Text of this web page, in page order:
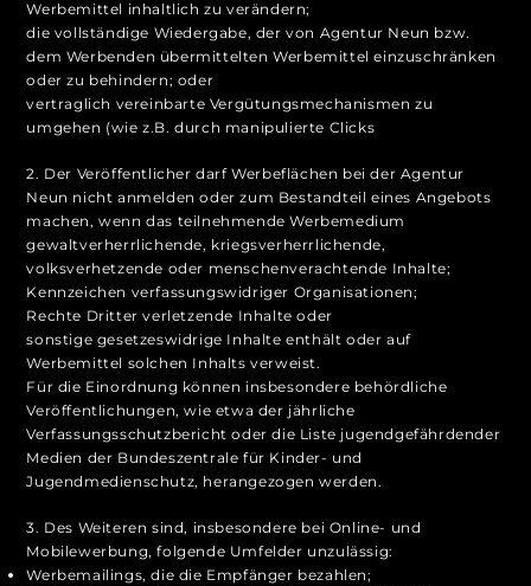
Werbemittel inhaltlich zu verändern;
die vollständige Wiedergabe, der von Agentur Neun bzw.
dem Werbenden übermittelten Werbemittel einzuschränken
oder zu behindern; oder
vertraglich vereinbarte Vergütungsmechanismen zu
umgehen (wie z.B. durch manipulierte Clicks
2. Der Veröffentlicher darf Werbeflächen bei der Agentur
Neun nicht anmelden oder zum Bestandteil eines Angebots
machen, wenn das teilnehmende Werbemedium
gewaltverherrlichende, kriegsverherrlichende,
volksverhetzende oder menschenverachtende Inhalte;
Kennzeichen verfassungswidriger Organisationen;
Rechte Dritter verletzende Inhalte oder
sonstige gesetzeswidrige Inhalte enthält oder auf
Werbemittel solchen Inhalts verweist.
Für die Einordnung können insbesondere behördliche
Veröffentlichungen, wie etwa der jährliche
Verfassungsschutzbericht oder die Liste jugendgefährdender
Medien der Bundeszentrale für Kinder- und
Jugendmedienschutz, herangezogen werden.
3. Des Weiteren sind, insbesondere bei Online- und
Mobilewerbung, folgende Umfelder unzulässig:
Werbemailings, die die Empfänger bezahlen;